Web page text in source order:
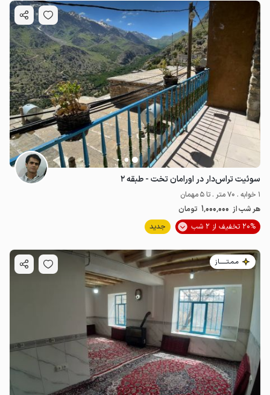
سوئیت تراس‌دار در اورامان‌ تخت - طبقه ۲
1 خوابه . 70 متر . تا 5 مهمان
هر شب از 1٬000٬000 تومان
20% تخفیف از 2 شب
جدید
مـمـتــــــاز